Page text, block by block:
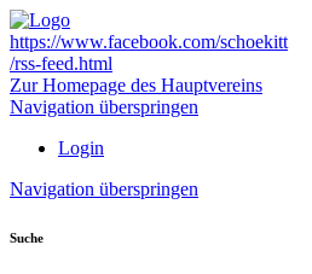
https://www.facebook.com/schoekitt
/rss-feed.html
Zur Homepage des Hauptvereins
Navigation überspringen
Login
Navigation überspringen
Suche